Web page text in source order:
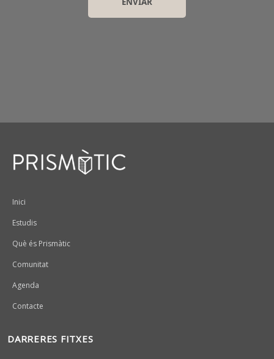
Peu
Inici
Estudis
Què és Prismàtic
Comunitat
Agenda
Contacte
DARRERES FITXES